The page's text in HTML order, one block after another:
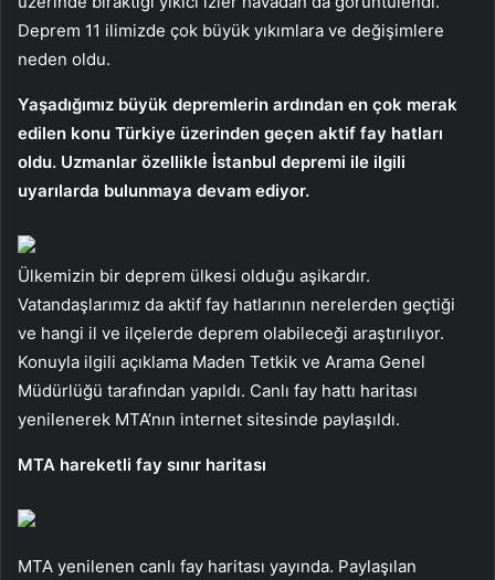
Deprem 11 ilimizde çok büyük yıkımlara ve değişimlere
neden oldu.
Yaşadığımız büyük depremlerin ardından en çok merak
edilen konu Türkiye üzerinden geçen aktif fay hatları
oldu. Uzmanlar özellikle İstanbul depremi ile ilgili
uyarılarda bulunmaya devam ediyor.
Ülkemizin bir deprem ülkesi olduğu aşikardır.
Vatandaşlarımız da aktif fay hatlarının nerelerden geçtiği
ve hangi il ve ilçelerde deprem olabileceği araştırılıyor.
Konuyla ilgili açıklama Maden Tetkik ve Arama Genel
Müdürlüğü tarafından yapıldı. Canlı fay hattı haritası
yenilenerek MTA’nın internet sitesinde paylaşıldı.
MTA hareketli fay sınır haritası
MTA yenilenen canlı fay haritası yayında. Paylaşılan